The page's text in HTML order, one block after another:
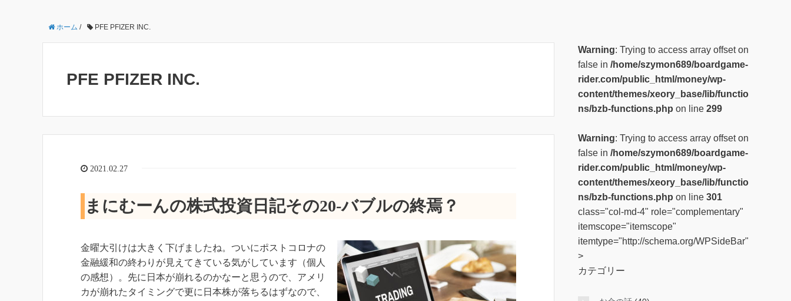
ホーム / PFE PFIZER INC.
PFE PFIZER INC.
2021.02.27
まにむーんの株式投資日記その20-バブルの終焉？
金曜大引けは大きく下げましたね。ついにポストコロナの
金融緩和の終わりが見えてきている気がしています（個人
の感想）。先に日本が崩れるのかなーと思うので、アメリ
カが崩れたタイミングで更に日本株が落ちるはずなので、
Warning: Trying to access array offset on
false in /home/szymon689/boardgame-
rider.com/public_html/money/wp-
content/themes/xeory_base/lib/functio
ns/bzb-functions.php on line 299
Warning: Trying to access array offset on
false in /home/szymon689/boardgame-
rider.com/public_html/money/wp-
content/themes/xeory_base/lib/functio
ns/bzb-functions.php on line 301
class="col-md-4" role="complementary"
itemscope="itemscope"
itemtype="http://schema.org/WPSideBar"
>
カテゴリー